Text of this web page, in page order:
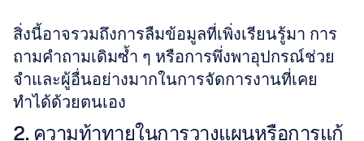
สิ่งนี้อาจรวมถึงการลืมข้อมูลที่เพิ่งเรียนรู้มา การ
ถามคำถามเดิมซ้ำ ๆ หรือการพึ่งพาอุปกรณ์ช่วย
จำและผู้อื่นอย่างมากในการจัดการงานที่เคย
ทำได้ด้วยตนเอง
2. ความท้าทายในการวางแผนหรือการแก้